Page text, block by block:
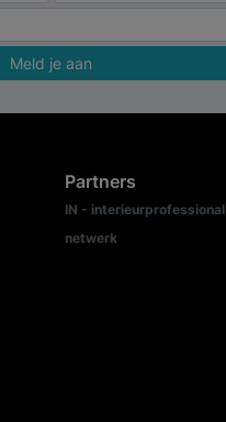
Meld je aan
Partners
IN - interieurprofessional
netwerk